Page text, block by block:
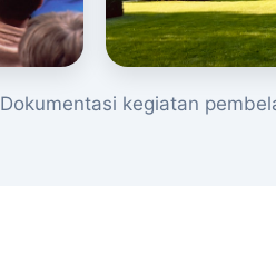
Dokumentasi kegiatan